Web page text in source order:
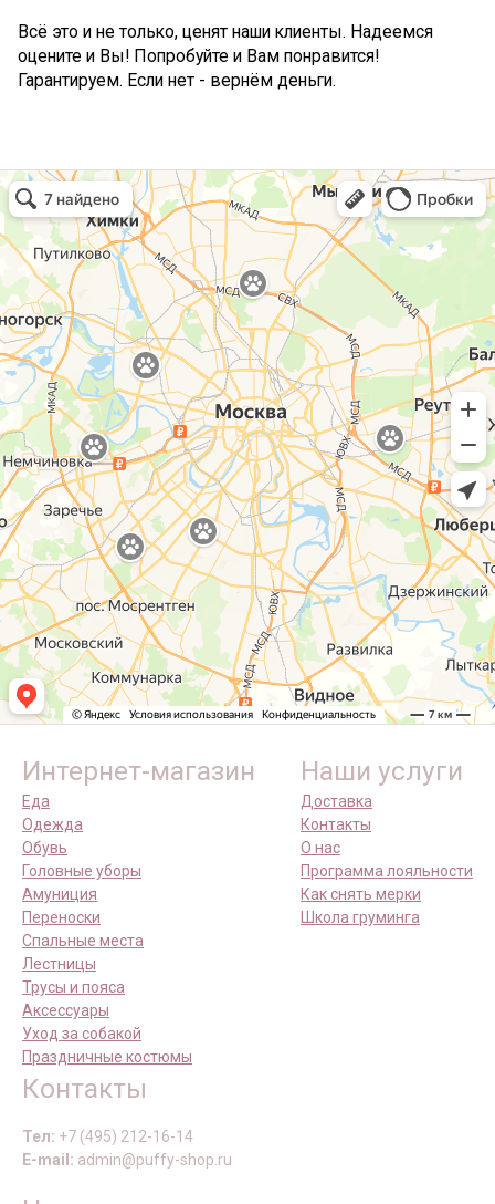
Всё это и не только, ценят наши клиенты. Надеемся
оцените и Вы! Попробуйте и Вам понравится!
Гарантируем. Если нет - вернём деньги.
Интернет-магазин
Еда
Одежда
Обувь
Головные уборы
Амуниция
Переноски
Спальные места
Лестницы
Трусы и пояса
Аксессуары
Уход за собакой
Праздничные костюмы
Наши услуги
Доставка
Контакты
О нас
Программа лояльности
Как снять мерки
Школа груминга
Контакты
Тел: +7 (495) 212-16-14
E-mail: admin@puffy-shop.ru